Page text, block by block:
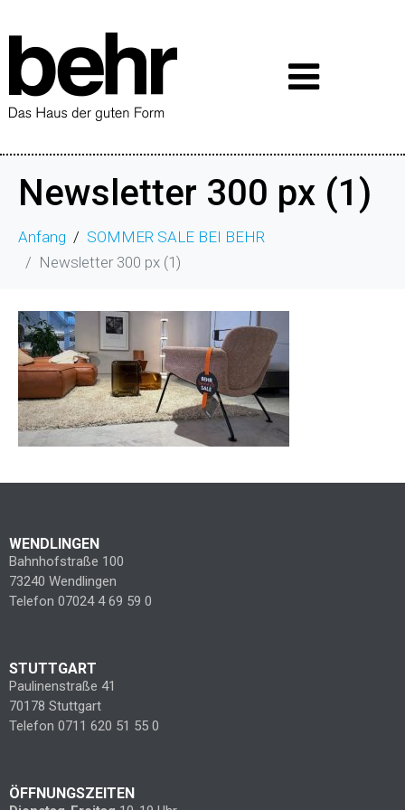
Newsletter 300 px (1)
Anfang
SOMMER SALE BEI BEHR
Newsletter 300 px (1)
WENDLINGEN
Bahnhofstraße 100
73240 Wendlingen
Telefon 07024 4 69 59 0
STUTTGART
Paulinenstraße 41
70178 Stuttgart
Telefon 0711 620 51 55 0
ÖFFNUNGSZEITEN